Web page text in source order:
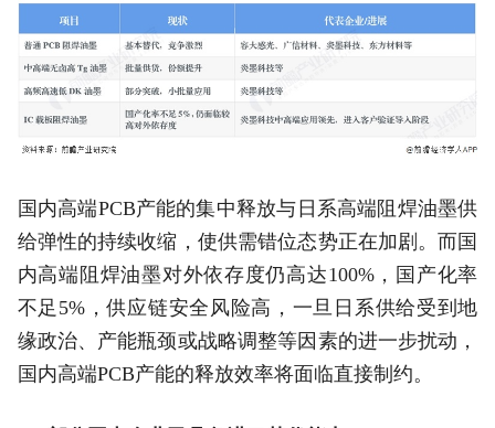
国内高端PCB产能的集中释放与日系高端阻焊油墨供
给弹性的持续收缩，使供需错位态势正在加剧。而国
内高端阻焊油墨对外依存度仍高达100%，国产化率
不足5%，供应链安全风险高，一旦日系供给受到地
缘政治、产能瓶颈或战略调整等因素的进一步扰动，
国内高端PCB产能的释放效率将面临直接制约。